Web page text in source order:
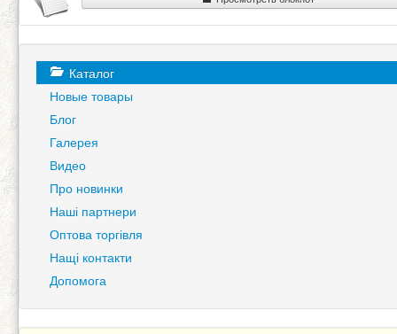
Каталог
Новые товары
Блог
Галерея
Видео
Про новинки
Наші партнери
Оптова торгівля
Нащі контакти
Допомога